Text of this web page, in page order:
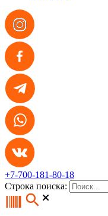
+7-700-181-80-18
Строка поиска: